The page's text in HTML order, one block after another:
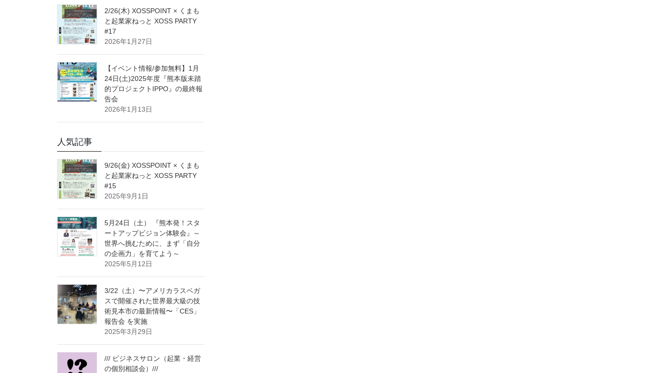
2/26(木) XOSSPOINT × くまも
と起業家ねっと XOSS PARTY
#17
2026年1月27日
【イベント情報/参加無料】1月
24日(土)2025年度『熊本版未踏
的プロジェクトIPPO』の最終報
告会
2026年1月13日
人気記事
9/26(金) XOSSPOINT × くまも
と起業家ねっと XOSS PARTY
#15
2025年9月1日
5月24日（土） 『熊本発！スタ
ートアップビジョン体験会』～
世界へ挑むために、まず「自分
の企画力」を育てよう～
2025年5月12日
3/22（土）〜アメリカラスベガ
スで開催された世界最大級の技
術見本市の最新情報〜「CES」
報告会 を実施
2025年3月29日
/// ビジネスサロン（起業・経営
の個別相談会）///